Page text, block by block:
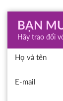
BẠN
Hãy trao đổi
Họ và tên
E-mail